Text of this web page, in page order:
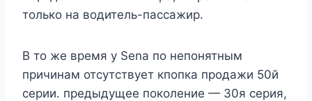
только на водитель-пассажир.
В то же время у Sena по непонятным
причинам отсутствует кпопка продажи 50й
серии. предыдущее поколение — 30я серия,